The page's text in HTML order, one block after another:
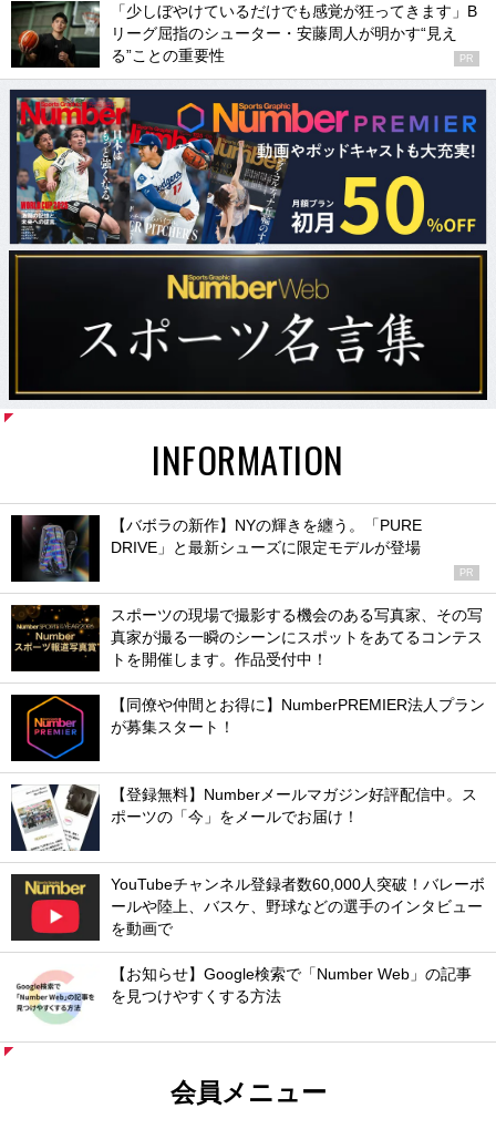
「少しぼやけているだけでも感覚が狂ってきます」B
リーグ屈指のシューター・安藤周人が明かす“見え
る”ことの重要性
PR
INFORMATION
【バボラの新作】NYの輝きを纏う。「PURE
DRIVE」と最新シューズに限定モデルが登場
PR
スポーツの現場で撮影する機会のある写真家、その写
真家が撮る一瞬のシーンにスポットをあてるコンテス
トを開催します。作品受付中！
【同僚や仲間とお得に】NumberPREMIER法人プラン
が募集スタート！
【登録無料】Numberメールマガジン好評配信中。ス
ポーツの「今」をメールでお届け！
YouTubeチャンネル登録者数60,000人突破！バレーボ
ールや陸上、バスケ、野球などの選手のインタビュー
を動画で
【お知らせ】Google検索で「Number Web」の記事
を見つけやすくする方法
会員メニュー